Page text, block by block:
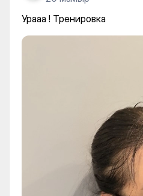
Урааа ! Тренировка